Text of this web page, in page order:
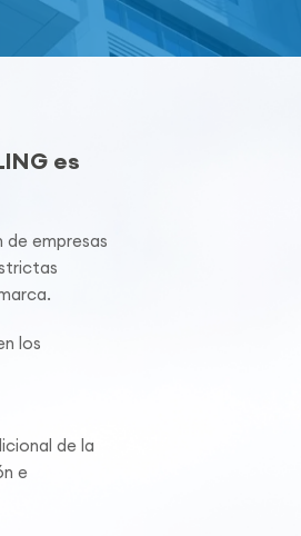
es
de empresas
los
de la
e